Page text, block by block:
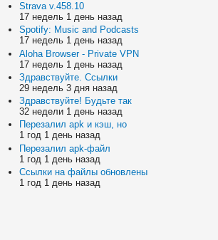
Strava v.458.10
17 недель 1 день назад
Spotify: Music and Podcasts
17 недель 1 день назад
Aloha Browser - Private VPN
17 недель 1 день назад
Здравствуйте. Ссылки
29 недель 3 дня назад
Здравствуйте! Будьте так
32 недели 1 день назад
Перезалил apk и кэш, но
1 год 1 день назад
Перезалил apk-файл
1 год 1 день назад
Ссылки на файлы обновлены
1 год 1 день назад